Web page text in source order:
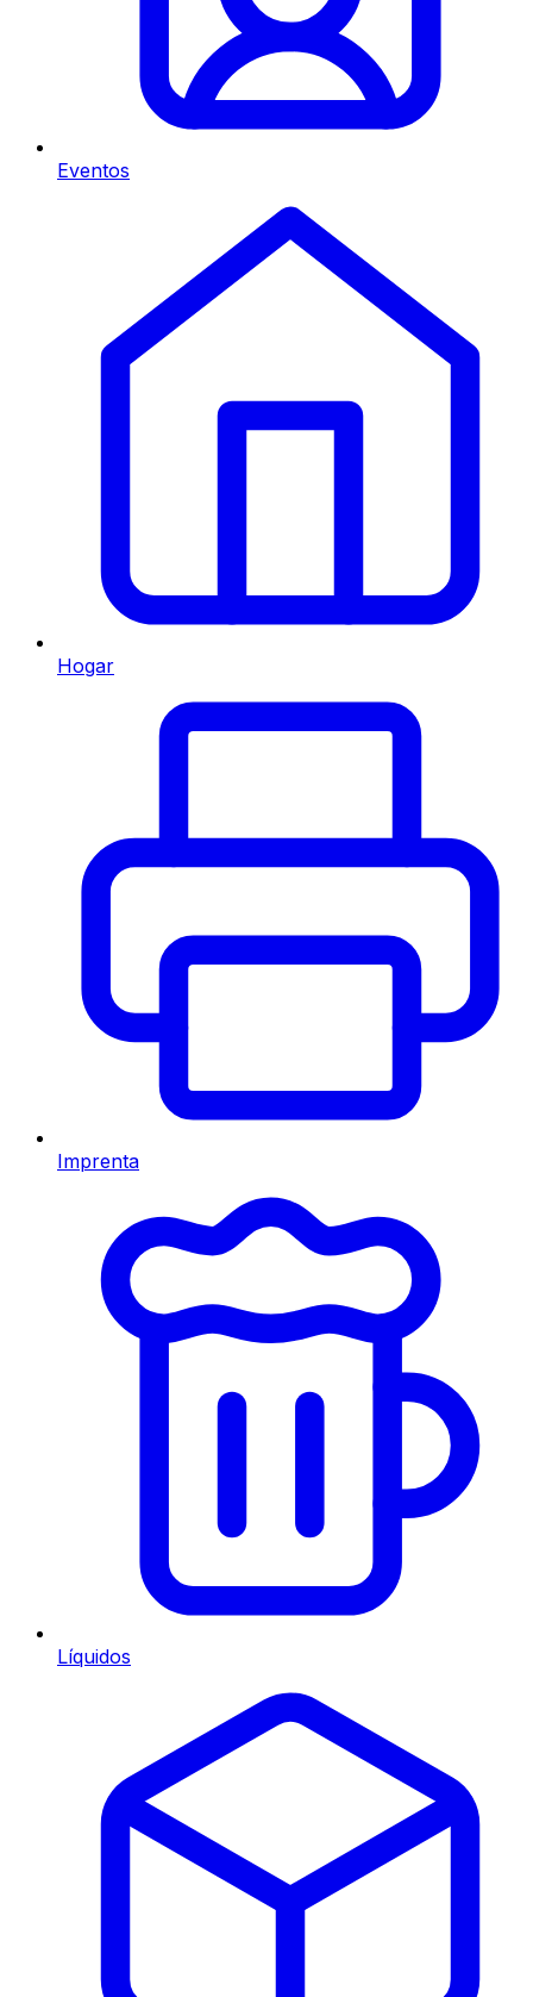
Eventos
Hogar
Imprenta
Líquidos